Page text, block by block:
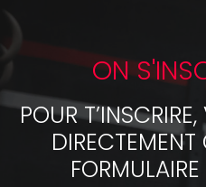
ON
POUR
DIRECTEMENT